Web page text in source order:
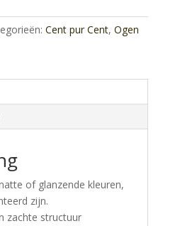
Cent pur Cent, Ogen
of glanzende kleuren,
zijn.
zachte structuur